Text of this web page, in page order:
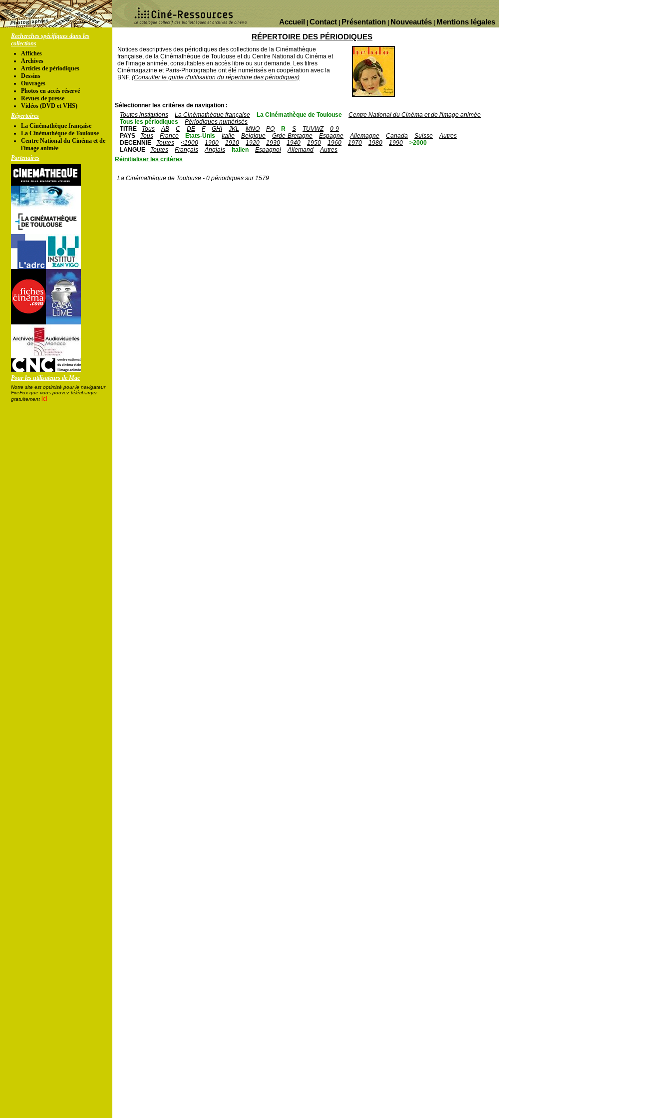
Mentions légales
Nouveautés
Présentation
Contact
Accueil
Recherches spécifiques dans les
collections
Affiches
Archives
Articles de périodiques
Dessins
Ouvrages
Photos en accés réservé
Revues de presse
Vidéos (DVD et VHS)
Répertoires
La Cinémathèque française
La Cinémathèque de Toulouse
Centre National du Cinéma et de
l'image animée
Partenaires
Pour les utilisateurs de Mac
Notre site est optimisé pour le navigateur
FireFox que vous pouvez télécharger
gratuitement ici
RÉPERTOIRE DES PÉRIODIQUES
Notices descriptives des périodiques des collections de la Cinémathèque
française, de la Cinémathèque de Toulouse et du Centre National du Cinéma et
de l'image animée, consultables en accès libre ou sur demande. Les titres
Cinémagazine et Paris-Photographe ont été numérisés en coopération avec la
BNF. (Consulter le guide d'utilisation du répertoire des périodiques)
Sélectionner les critères de navigation :
Toutes institutions
La Cinémathèque française La Cinémathèque de Toulouse
Centre National du Cinéma et de l'image animée
Tous les périodiques
Périodiques numérisés
TITRE
Tous AB C DE F GHI JKL MNO PQ R S TUVWZ
0-9
PAYS
Tous France Etats-Unis Italie Belgique Grde-Bretagne Espagne Allemagne Canada Suisse
Autres
DECENNIE
Toutes <1900 1900 1910 1920 1930 1940 1950 1960 1970 1980 1990
>2000
LANGUE
Toutes Français Anglais Italien Espagnol Allemand
Autres
Réinitialiser les critères
La Cinémathèque de Toulouse - 0 périodiques sur 1579